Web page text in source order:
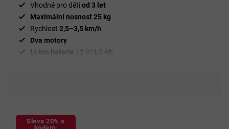
hvězdiček.
jízdu.Vhodné pro dětiod 3 let
Maximální nosnost 25 kg
Rychlost 2,5–3,5 km/h
Dva motory
Li-Ion baterie 12 V/4,5 Ah
Nabíjecí čas
Sleva 20% s